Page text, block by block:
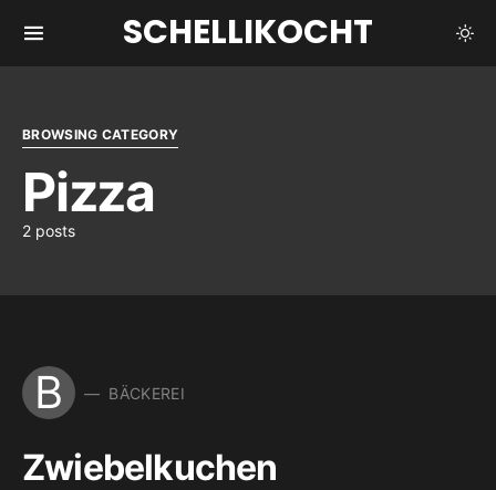
SCHELLIKOCHT
BROWSING CATEGORY
Pizza
2 posts
B BÄCKEREI
Zwiebelkuchen